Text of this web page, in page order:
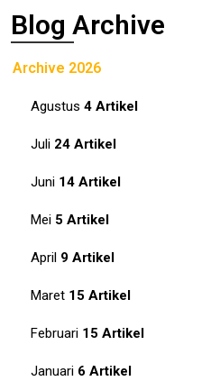
Blog Archive
Archive 2026
Agustus 4 Artikel
Juli 24 Artikel
Juni 14 Artikel
Mei 5 Artikel
April 9 Artikel
Maret 15 Artikel
Februari 15 Artikel
Januari 6 Artikel